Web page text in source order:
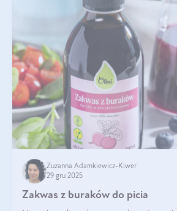
Zuzanna Adamkiewicz-Kiwer
29 gru 2025
Zakwas z buraków do picia